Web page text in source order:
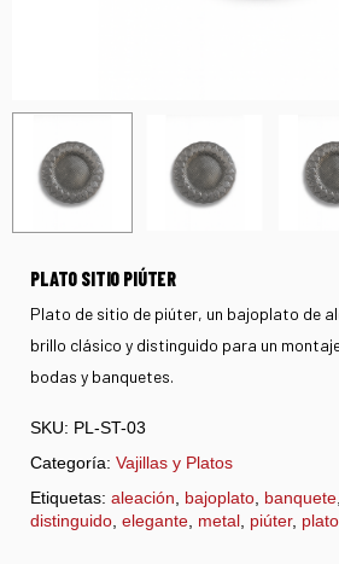
PLATO SITIO PIÚTER
Plato de sitio de piúter, un bajoplato de
brillo clásico y distinguido para un
bodas y banquetes.
SKU: PL-ST-03
Categoría: Vajillas y Platos
Etiquetas: aleación bajoplato banquete
distinguido elegante metal piúter, plato